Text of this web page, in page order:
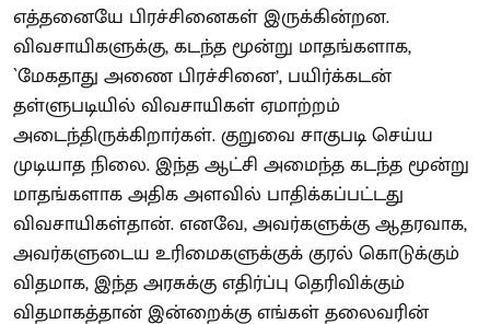
எத்தனையே பிரச்சினைகள் இருக்கின்றன.
விவசாயிகளுக்கு, கடந்த மூன்று மாதங்களாக,
`மேகதாது அணை பிரச்சினை’, பயிர்க்கடன்
தள்ளுபடியில் விவசாயிகள் ஏமாற்றம்
அடைந்திருக்கிறார்கள். குறுவை சாகுபடி செய்ய
முடியாத நிலை. இந்த ஆட்சி அமைந்த கடந்த மூன்று
மாதங்களாக அதிக அளவில் பாதிக்கப்பட்டது
விவசாயிகள்தான். எனவே, அவர்களுக்கு ஆதரவாக,
அவர்களுடைய உரிமைகளுக்குக் குரல் கொடுக்கும்
விதமாக, இந்த அரசுக்கு எதிர்ப்பு தெரிவிக்கும்
விதமாகத்தான் இன்றைக்கு எங்கள் தலைவரின்